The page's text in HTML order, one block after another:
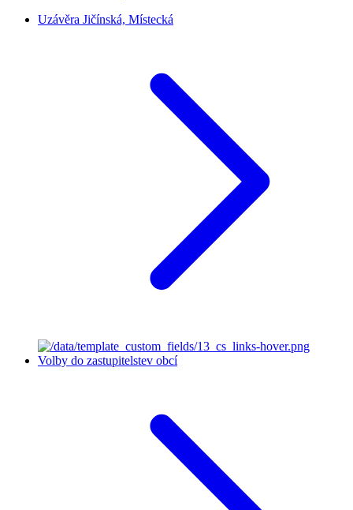
Uzávěra Jičínská, Místecká
Volby do zastupitelstev obcí